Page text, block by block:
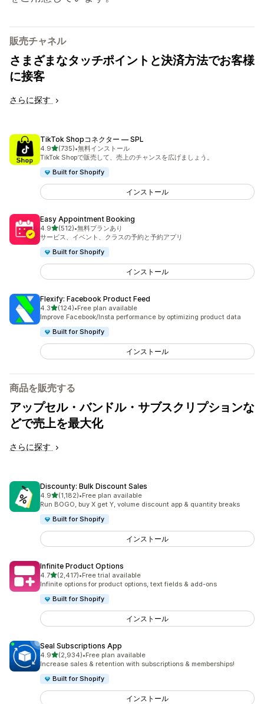
販売チャネル
さまざまなタッチポイントと決済方法でお客様
に接客
さらに探す
TikTok Shopコネクター — SPL
4.95つ星中
(735)
合計レビュー数：735件
•無料インストール
TikTok Shopで販売して、売上のチャンスを広げましょう。
Built for Shopify
インストール
Easy Appointment Booking
4.95つ星中
(512)
合計レビュー数：512件
•無料プランあり
サービス、イベント、クラスの予約と予約アプリ
Built for Shopify
インストール
Flexify: Facebook Product Feed
4.35つ星中
(124)
合計レビュー数：124件
•Free plan available
Improve Facebook/Insta performance by optimizing product data
Built for Shopify
インストール
商品を販売する
アップセル・バンドル・サブスクリプションな
どで売上を最大化
さらに探す
Discounty: Bulk Discount Sales
4.95つ星中
(1,182)
合計レビュー数：1182件
•Free plan available
Run BOGO, buy X get Y, volume discount app & quantity breaks
Built for Shopify
インストール
Infinite Product Options
4.75つ星中
(2,417)
合計レビュー数：2417件
•Free trial available
Infinite options for product options, text fields & add-ons
Built for Shopify
インストール
Seal Subscriptions App
4.95つ星中
(2,934)
合計レビュー数：2934件
•Free plan available
Increase sales & retention with subscriptions & memberships!
Built for Shopify
インストール